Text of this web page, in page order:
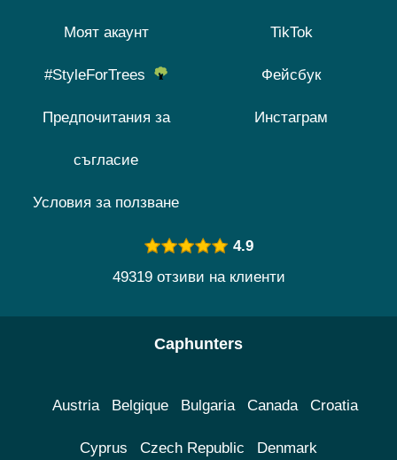
Моят акаунт
#StyleForTrees
Предпочитания за
съгласие
Условия за ползване
TikTok
Фейсбук
Инстаграм
4.9
49319 отзиви на клиенти
Caphunters
Austria Belgique Bulgaria Canada Croatia
Cyprus Czech Republic Denmark